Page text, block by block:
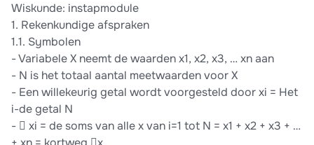
Wiskunde: instapmodule
1. Rekenkundige afspraken
1.1. Symbolen
- Variabele X neemt de waarden x1, x2, x3, … xn aan
- N is het totaal aantal meetwaarden voor X
- Een willekeurig getal wordt voorgesteld door xi = Het
i-de getal N
-  xi = de soms van alle x van i=1 tot N = x1 + x2 + x3 + …